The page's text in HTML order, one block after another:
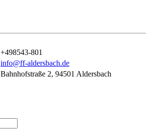
+498543-801
info@ff-aldersbach.de
Bahnhofstraße 2, 94501 Aldersbach